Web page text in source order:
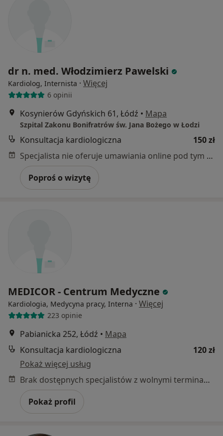
dr n. med. Włodzimierz Pawelski
Kardiolog, Internista · Więcej
6 opinii
Kosynierów Gdyńskich 61, Łódź • Mapa
Szpital Zakonu Bonifratrów św. Jana Bożego w Łodzi
Konsultacja kardiologiczna
150 zł
Specjalista nie oferuje umawiania online pod tym adresem.
Poproś o wizytę
MEDICOR - Centrum Medyczne
Kardiologia, Medycyna pracy, Interna · Więcej
223 opinie
Pabianicka 252, Łódź • Mapa
Konsultacja kardiologiczna
120 zł
Pokaż więcej usług
Brak dostępnych specjalistów z wolnymi terminami w tym centrum medycznym.
Pokaż profil